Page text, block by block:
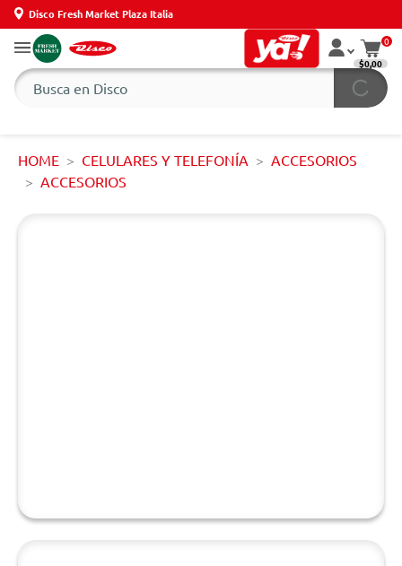
Disco Fresh Market Plaza Italia
0
$0,00
HOME CELULARES Y TELEFONÍA
ACCESORIOS
ACCESORIOS